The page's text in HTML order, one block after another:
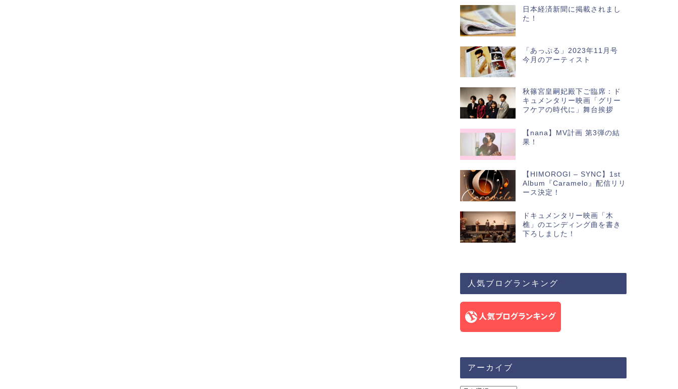
日本経済新聞に掲載されまし
た！
「あっぷる」2023年11月号
今月のアーティスト
秋篠宮皇嗣妃殿下ご臨席：ド
キュメンタリー映画「グリー
フケアの時代に」舞台挨拶
【nana】MV計画 第3弾の結
果！
【HIMOROGI – SYNC】1st
Album『Caramelo』配信リリ
ース決定！
ドキュメンタリー映画「木
樵」のエンディング曲を書き
下ろしました！
人気ブログランキング
アーカイブ